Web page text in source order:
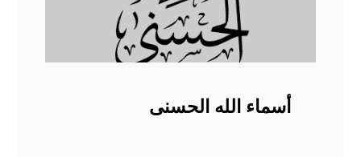
أسماء الله الحسنى